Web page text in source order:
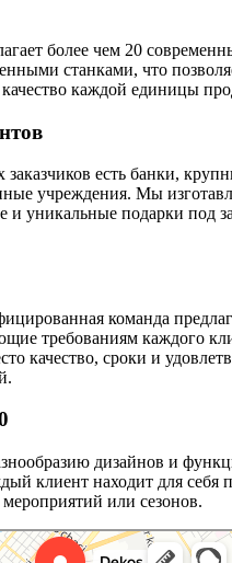
более чем 20
станками, что
качество каждой единицы
есть банки,
учреждения. Мы
и уникальные подарки под
команда
требованиям каждого
качество, сроки и
дизайнов и
клиент находит для себя
или сезонов.